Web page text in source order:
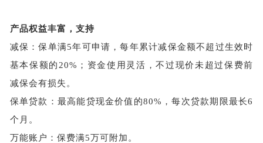
产品权益丰富，支持
减保：保单满5年可申请，每年累计减保金额不超过生效时
基本保额的20%；资金使用灵活，不过现价未超过保费前
减保会有损失。
保单贷款：最高能贷现金价值的80%，每次贷款期限最长6
个月。
万能账户：保费满5万可附加。